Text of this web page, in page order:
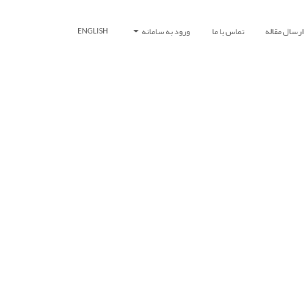
ارسال مقاله تماس با ما ورود به سامانه ENGLISH